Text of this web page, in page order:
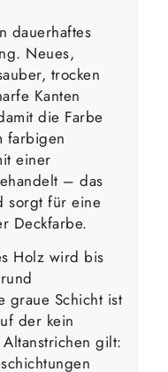
dauerhaftes
Neues,
trocken
Kanten
die Farbe
farbigen
einer
– das
sorgt für eine
Deckfarbe.
Holz wird bis
graue Schicht ist
der kein
gilt: